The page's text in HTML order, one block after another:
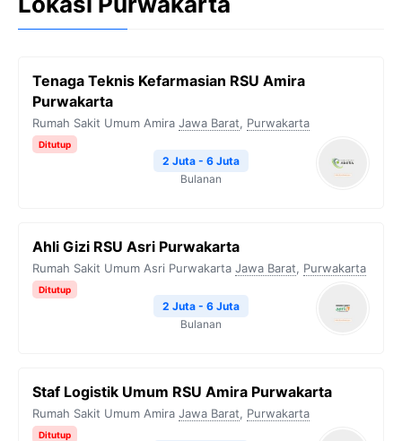
Tenaga Teknis Kefarmasian RSU Amira
Purwakarta
Rumah Sakit Umum Amira Jawa Barat, Purwakarta
Ditutup
2 Juta - 6 Juta
Bulanan
Ahli Gizi RSU Asri Purwakarta
Rumah Sakit Umum Asri Purwakarta Jawa Barat, Purwakarta
Ditutup
2 Juta - 6 Juta
Bulanan
Staf Logistik Umum RSU Amira Purwakarta
Rumah Sakit Umum Amira Jawa Barat, Purwakarta
Ditutup